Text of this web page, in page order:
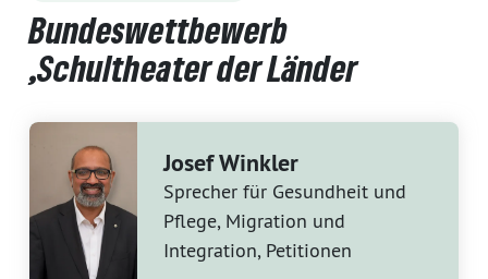
Bundeswettbewerb
,Schultheater der Länder
Josef Winkler
Sprecher für Gesundheit und
Pflege, Migration und
Integration, Petitionen